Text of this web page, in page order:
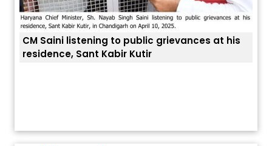
CM Saini listening to public grievances at his
residence, Sant Kabir Kutir